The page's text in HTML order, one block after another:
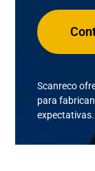
Scanreco
para
expectativas.